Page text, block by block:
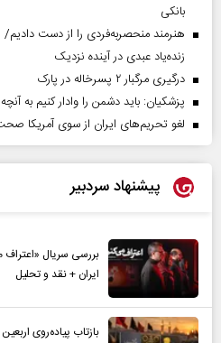
بانکی
زنده‌یاد عبدی در آینده نزدیک
درگیری مرگبار ۲ پسرخاله در پارک
پزشکیان: باید دشمن را وادار کنیم به
لغو تحریم‌های ایران از سوی آمریکا
پیشنهاد سردبیر
بررسی سریال «اعتراف
ایران + نقد و تحلیل
بازتاب پیاده‌روی